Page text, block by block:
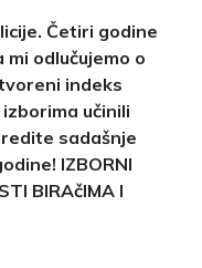
Četiri godine
mi odlučujemo o
indeks
učinili
sadašnje
IZBORNI
BIRAčIMA I